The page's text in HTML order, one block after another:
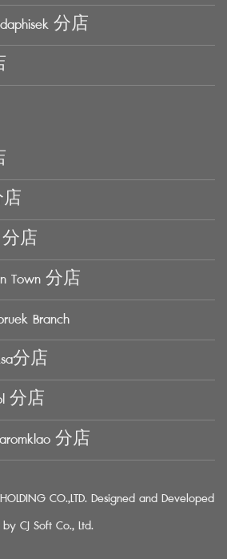
分店
店
分店
Town 分店
Branch
分店
分店
分店
CO.,LTD. Designed and Developed
by CJ Soft Co., Ltd.